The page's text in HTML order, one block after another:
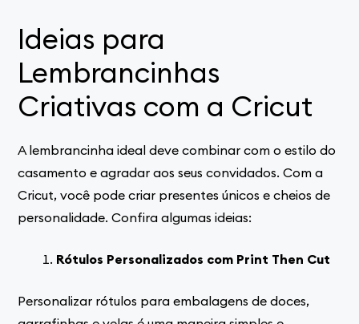
Ideias para
Lembrancinhas
Criativas com a Cricut
A lembrancinha ideal deve combinar com o estilo do
casamento e agradar aos seus convidados. Com a
Cricut, você pode criar presentes únicos e cheios de
personalidade. Confira algumas ideias:
Rótulos Personalizados com Print Then Cut
Personalizar rótulos para embalagens de doces,